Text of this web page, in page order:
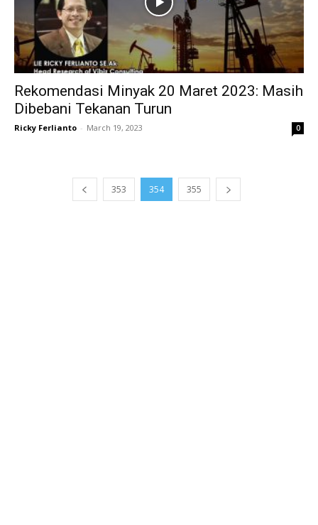
Rekomendasi Minyak 20 Maret 2023: Masih
Dibebani Tekanan Turun
Ricky Ferlianto - March 19, 2023 0
353 354 355